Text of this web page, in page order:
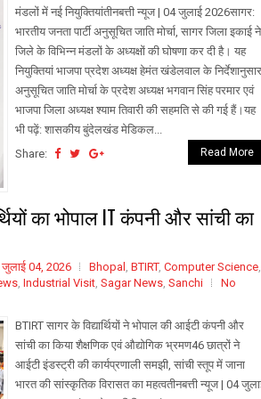
मंडलों में नई नियुक्तियांतीनबत्ती न्यूज | 04 जुलाई 2026सागर:
भारतीय जनता पार्टी अनुसूचित जाति मोर्चा, सागर जिला इकाई ने
जिले के विभिन्न मंडलों के अध्यक्षों की घोषणा कर दी है। यह
नियुक्तियां भाजपा प्रदेश अध्यक्ष हेमंत खंडेलवाल के
अनुसूचित जाति मोर्चा के प्रदेश अध्यक्ष भगवान सिंह परमार एवं
भाजपा जिला अध्यक्ष श्याम तिवारी की सहमति से की गई हैं।यह
भी पढ़ें: शासकीय बुंदेलखंड मेडिकल...
Share:
Read More
का भोपाल IT कंपनी और सांची का
जुलाई 04, 2026 Bhopal , BTIRT, Computer Science,
, Industrial Visit, Sagar News, Sanchi
No
BTIRT सागर के विद्यार्थियों ने भोपाल की आईटी कंपनी और
सांची का किया शैक्षणिक एवं औद्योगिक भ्रमण46 छात्रों ने
आईटी इंडस्ट्री की कार्यप्रणाली समझी, सांची स्तूप में जाना
भारत की सांस्कृतिक विरासत का महत्वतीनबत्ती न्यूज | 04